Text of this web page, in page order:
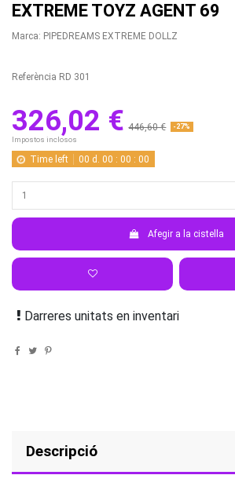
EXTREME TOYZ AGENT 69
Marca: PIPEDREAMS EXTREME DOLLZ
Referència RD 301
326,02 € 446,60 € -27%
Impostos inclosos
Time left 00 d. 00 :00 :00
Afegir a la cistella
Darreres unitats en inventari
Descripció